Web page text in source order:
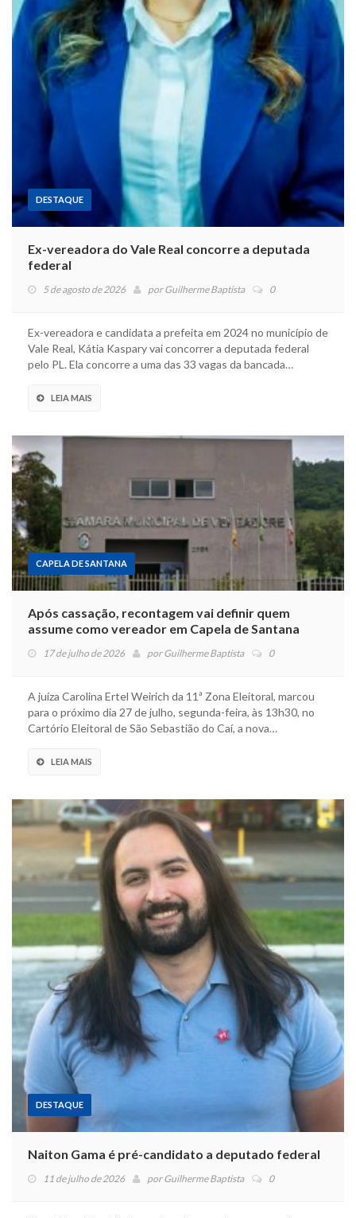
DESTAQUE
Ex-vereadora do Vale Real concorre a deputada
federal
5 de agosto de 2026 porGuilherme Baptista 0
Ex-vereadora e candidata a prefeita em 2024 no município de
Vale Real, Kátia Kaspary vai concorrer a deputada federal
pelo PL. Ela concorre a uma das 33 vagas da bancada…
LEIA MAIS
CAPELA DE SANTANA
Após cassação, recontagem vai definir quem
assume como vereador em Capela de Santana
17 de julho de 2026 porGuilherme Baptista 0
A juíza Carolina Ertel Weirich da 11ª Zona Eleitoral, marcou
para o próximo dia 27 de julho, segunda-feira, às 13h30, no
Cartório Eleitoral de São Sebastião do Caí, a nova…
LEIA MAIS
DESTAQUE
Naiton Gama é pré-candidato a deputado federal
11 de julho de 2026 porGuilherme Baptista 0